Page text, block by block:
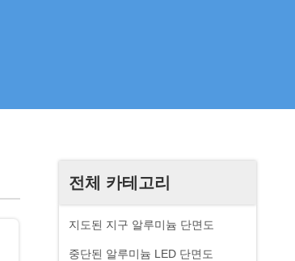
전체 카테고리
지도된 지구 알루미늄 단면도
중단된 알루미늄 LED 단면도